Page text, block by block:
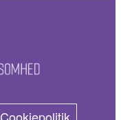
Cookiepolitik